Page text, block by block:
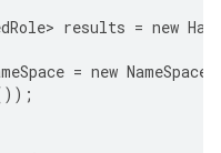
results = new
= new